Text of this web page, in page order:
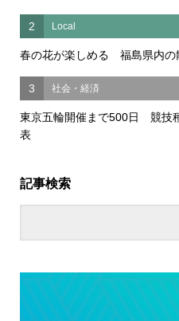
2 Local
春の花が楽しめる 福島県内の
3 社会・経済
東京五輪開催まで500日 競技
表
記事検索